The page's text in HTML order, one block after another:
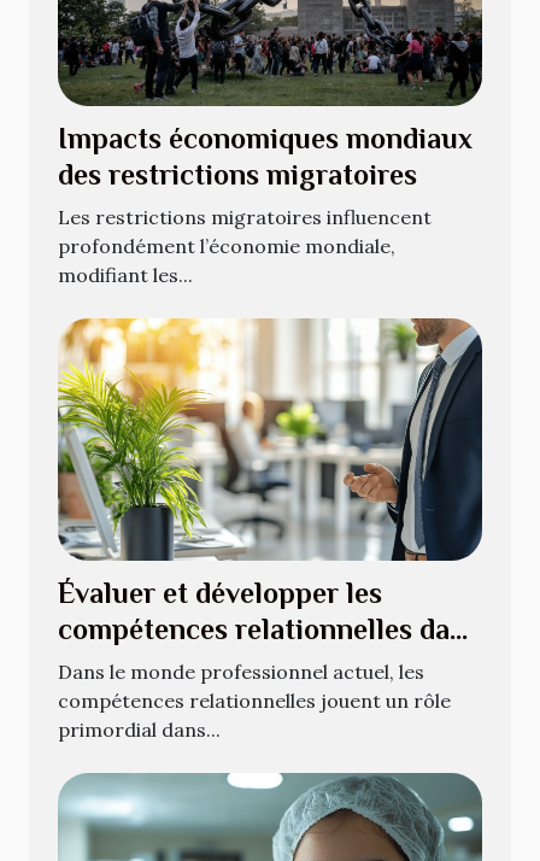
Impacts économiques mondiaux
des restrictions migratoires
Les restrictions migratoires influencent
profondément l’économie mondiale,
modifiant les...
Évaluer et développer les
compétences relationnelles dans
le milieu professionnel
Dans le monde professionnel actuel, les
compétences relationnelles jouent un rôle
primordial dans...